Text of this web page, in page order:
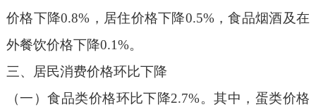
价格下降0.8%，居住价格下降0.5%，食品烟酒及在
外餐饮价格下降0.1%。
三、居民消费价格环比下降
（一）食品类价格环比下降2.7%。其中，蛋类价格